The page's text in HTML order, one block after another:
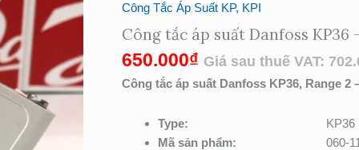
Công Tắc Áp Suất KP, KPI
Công tắc áp suất Danfoss KP36
650.000₫ Giá sau thuế VAT:
Công tắc áp suất Danfoss KP36, Range 2
Type: KP36
Mã sản phẩm: 060-
Danfoss
KP36
-
C/N: